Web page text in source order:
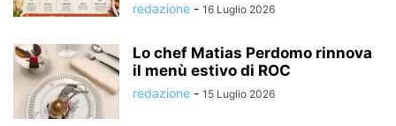
redazione - 16 Luglio 2026
Lo chef Matias Perdomo rinnova
il menù estivo di ROC
redazione - 15 Luglio 2026